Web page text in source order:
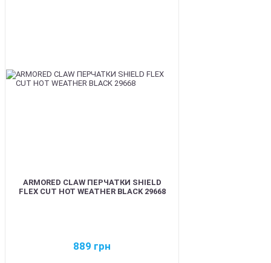
ARMORED CLAW ПЕРЧАТКИ SHIELD
FLEX CUT HOT WEATHER BLACK 29668
889 грн